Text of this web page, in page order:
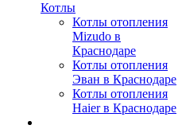
Котлы
Котлы отопления
Mizudo в
Краснодаре
Котлы отопления
Эван в Краснодаре
Котлы отопления
Haier в Краснодаре